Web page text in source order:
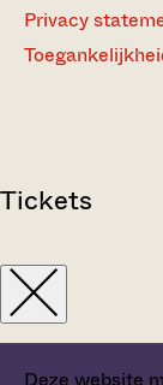
Privacy
Tickets